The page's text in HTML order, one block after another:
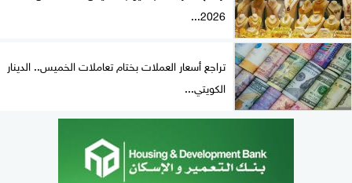
2026...
تراجع أسعار العملات بختام تعاملات الخميس.. الدينار
الكويتي...